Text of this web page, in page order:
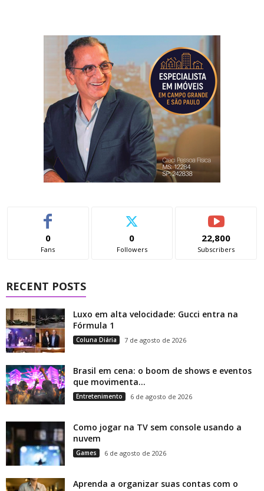
0
Fans
0
Followers
22,800
Subscribers
RECENT POSTS
Luxo em alta velocidade: Gucci entra na
Fórmula 1
Coluna Diária 7 de agosto de 2026
Brasil em cena: o boom de shows e eventos
que movimenta...
Entretenimento 6 de agosto de 2026
Como jogar na TV sem console usando a
nuvem
Games 6 de agosto de 2026
Aprenda a organizar suas contas com o